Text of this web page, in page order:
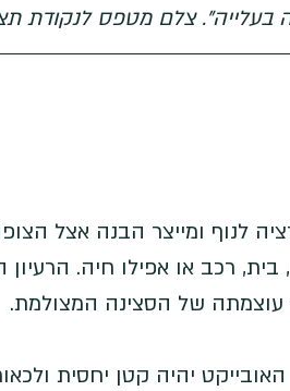
צלם מטפס לנקודת
לנוף ומייצר הבנה אצל
רכב או אפילו חיה. הרעיון
עוצמתה של הסצינה המצולמת.
יהיה קטן יחסית